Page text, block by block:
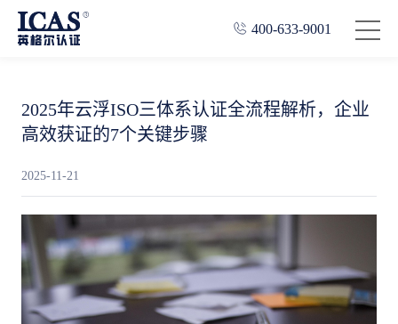
400-633-9001
2025年云浮ISO三体系认证全流程解析，企业
高效获证的7个关键步骤
2025-11-21